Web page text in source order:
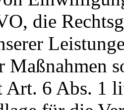
die
Maßnahmen
Art. 6 Abs. 1